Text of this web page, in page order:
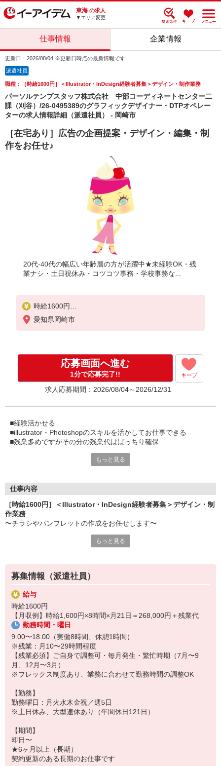
東海 の求人
▼エリア変更
仕事情報 企業情報
更新日：2026/08/04 ※更新日時点の最新情報です
派遣社員
職種：［時給1600円］＜Illustrator・InDesign経験者募集＞デザイン・制作業務
パーソルテンプスタッフ株式会社 中部コーディネートセンター二
課（刈谷）/26-0495389のグラフィックデザイナー・DTPオペレー
ターの求人情報詳細（派遣社員） - 岡崎市
［在宅あり］広告の企画提案・デザイン・編集・制
作をお任せ♪
20代-40代の幅広い年齢層の方が活躍中★未経験OK・残
業ナシ・土日祝休み・コツコツ事務・学校事務な...
時給1600円
【月収例】時給1,600円×8時間×月21日＝268,000円
＋残業代
愛知県岡崎市
応募画面へ進む
1分で応募完了!! キープ
求人応募期間：2026/08/04～2026/12/31
■経験活かせる
■illustrator・Photoshopのスキルを活かしてお仕事できる
■残業多めですがその分の残業代はばっちり確保
■無料駐車場もあるので車通勤も便利
もっと見る
仕事内容
［時給1600円］＜Illustrator・InDesign経験者募集＞デザイン・制
作業務
〜チラシやパンフレットの作成をお任せします〜
●制作物（パンフレット等）の提案・デザイン・編集・制作・納品ま
●企業のガイドラインに従って作成いただきます。
もっと見る
募集情報（派遣社員）
給与
時給1600円
【月収例】時給1,600円×8時間×月21日＝268,000円＋残業代
勤務時間・曜日
9:00〜18:00（実働8時間、休憩1時間）
※残業：月10〜29時間程度
【残業必須】ご自身で調整可・毎月発生・繁忙時期（7月〜9
月、12月〜3月）
※フレックス制度あり、業務に合わせて勤務時間の調整OK
【勤務】
勤務曜日：月火水木金祝／週5日
※土日休み、大型連休あり（年間休日121日）
【期間】
即日〜
★6ヶ月以上（長期）
契約更新のある長期のお仕事です